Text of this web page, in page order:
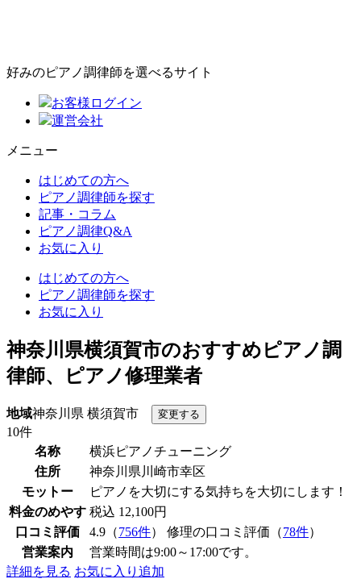
好みのピアノ調律師を選べるサイト
お客様ログイン
運営会社
メニュー
はじめての方へ
ピアノ調律師を探す
記事・コラム
ピアノ調律Q&A
お気に入り
はじめての方へ
ピアノ調律師を探す
お気に入り
神奈川県横須賀市のおすすめピアノ調
律師、ピアノ修理業者
地域神奈川県 横須賀市
10件
名称
横浜ピアノチューニング
住所
神奈川県川崎市幸区
モットー
ピアノを大切にする気持ちを大切にします！
料金のめやす 税込 12,100円
口コミ評価
4.9（756件） 修理の口コミ評価（78件）
営業案内
営業時間は9:00～17:00です。
詳細を見る お気に入り追加